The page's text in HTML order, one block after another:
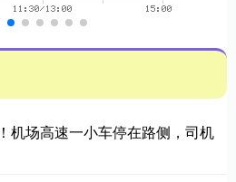
机场高速一小车停在路侧，司机